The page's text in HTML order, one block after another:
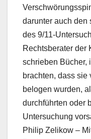
darunter auch den
des 9/11-
Rechtsberater der
schrieben Bücher,
brachten, dass sie
belogen wurden,
durchführten oder
Untersuchung
Philip Zelikow –